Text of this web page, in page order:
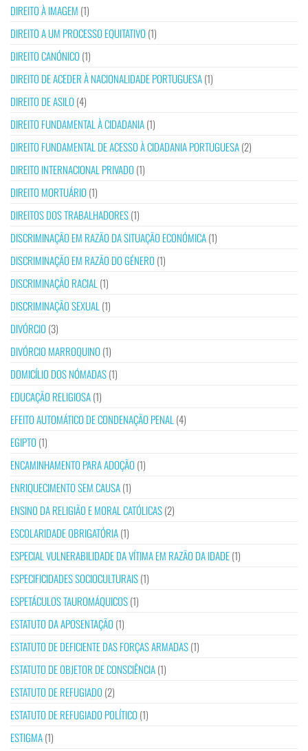
DIREITO À IMAGEM (1)
DIREITO A UM PROCESSO EQUITATIVO (1)
DIREITO CANÓNICO (1)
DIREITO DE ACEDER À NACIONALIDADE PORTUGUESA(1)
DIREITO DE ASILO (4)
DIREITO FUNDAMENTAL À CIDADANIA(1)
DIREITO FUNDAMENTAL DE ACESSO À CIDADANIA PORTUGUESA(2)
DIREITO INTERNACIONAL PRIVADO (1)
DIREITO MORTUÁRIO (1)
DIREITOS DOS TRABALHADORES(1)
DISCRIMINAÇÃO EM RAZÃO DA SITUAÇÃO ECONÓMICA(1)
DISCRIMINAÇÃO EM RAZÃO DO GÉNERO (1)
DISCRIMINAÇÃO RACIAL (1)
DISCRIMINAÇÃO SEXUAL (1)
DIVÓRCIO (3)
DIVÓRCIO MARROQUINO (1)
DOMICÍLIO DOS NÓMADAS(1)
EDUCAÇÃO RELIGIOSA(1)
EFEITO AUTOMÁTICO DE CONDENAÇÃO PENAL (4)
EGIPTO (1)
ENCAMINHAMENTO PARA ADOÇÃO (1)
ENRIQUECIMENTO SEM CAUSA(1)
ENSINO DA RELIGIÃO E MORAL CATÓLICAS(2)
ESCOLARIDADE OBRIGATÓRIA(1)
ESPECIAL VULNERABILIDADE DA VÍTIMA EM RAZÃO DA IDADE(1)
ESPECIFICIDADES SOCIOCULTURAIS(1)
ESPETÁCULOS TAUROMÁQUICOS(1)
ESTATUTO DA APOSENTAÇÃO (1)
ESTATUTO DE DEFICIENTE DAS FORÇAS ARMADAS(1)
ESTATUTO DE OBJETOR DE CONSCIÊNCIA(1)
ESTATUTO DE REFUGIADO (2)
ESTATUTO DE REFUGIADO POLÍTICO (1)
ESTIGMA(1)